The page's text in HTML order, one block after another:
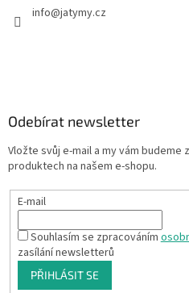
info@jatymy.cz
Odebírat newsletter
Vložte svůj e-mail a my vám budeme
produktech na našem e-shopu.
E-mail
Souhlasím se zpracováním
zasílání newsletterů
PŘIHLÁSIT SE